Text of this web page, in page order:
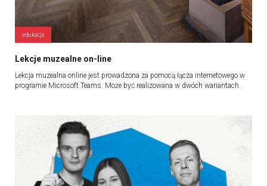
edukacja
Lekcje muzealne on-line
Lekcja muzealna online jest prowadzona za pomocą łącza internetowego w
programie Microsoft Teams. Może być realizowana w dwóch wariantach.